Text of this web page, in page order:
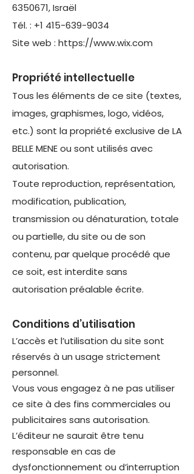
6350671, Israël
Tél. : +1 415-639-9034
Site web : https://www.wix.com
Propriété intellectuelle
Tous les éléments de ce site (textes,
images, graphismes, logo, vidéos,
etc.) sont la propriété exclusive de LA
BELLE MENE ou sont utilisés avec
autorisation.
Toute reproduction, représentation,
modification, publication,
transmission ou dénaturation, totale
ou partielle, du site ou de son
contenu, par quelque procédé que
ce soit, est interdite sans
autorisation préalable écrite.
Conditions d’utilisation
L’accès et l’utilisation du site sont
réservés à un usage strictement
personnel.
Vous vous engagez à ne pas utiliser
ce site à des fins commerciales ou
publicitaires sans autorisation.
L’éditeur ne saurait être tenu
responsable en cas de
dysfonctionnement ou d’interruption